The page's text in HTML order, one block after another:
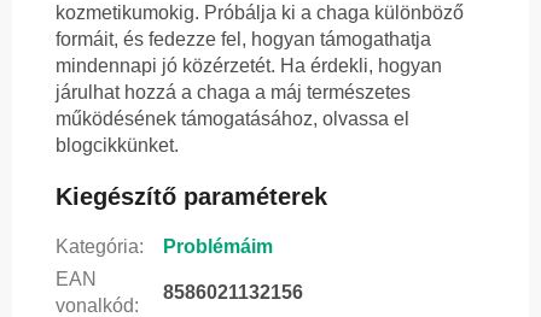
kozmetikumokig. Próbálja ki a chaga különböző
formáit, és fedezze fel, hogyan támogathatja
mindennapi jó közérzetét. Ha érdekli, hogyan
járulhat hozzá a chaga a máj természetes
működésének támogatásához, olvassa el
blogcikkünket.
Kiegészítő paraméterek
Kategória:
Problémáim
EAN
vonalkód:
8586021132156